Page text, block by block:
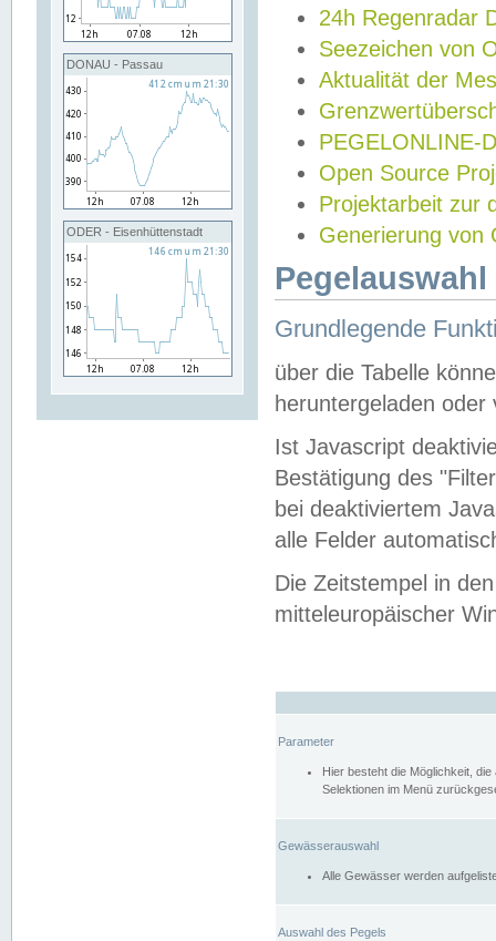
DONAU - Passau
ODER - Eisenhüttenstadt
24h Regenradar
Seezeichen von
Aktualität der
PEGELONLINE-
Open Source
Projektarbeit zur
Generierung von
Grundlegende
über die Tabelle
heruntergeladen oder
Ist Javascript
Bestätigung des
bei deaktiviertem
alle Felder
Die Zeitstempel in
mitteleuropäischer
Parameter
Hier besteht die Möglichkeit,
Selektionen im Menü
Gewässerauswahl
Alle Gewässer werden
Auswahl des Pegels